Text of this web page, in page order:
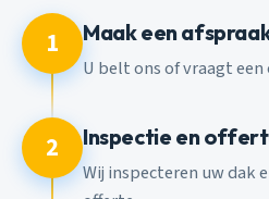
1 Maak een
U belt ons of vraagt een
2 Inspectie en
Wij inspecteren uw dak